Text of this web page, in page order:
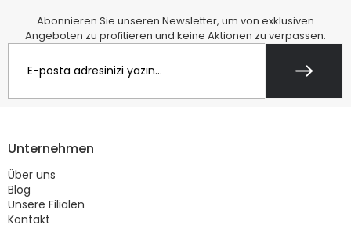
Abonnieren Sie unseren Newsletter, um von exklusiven
Angeboten zu profitieren und keine Aktionen zu verpassen.
Unternehmen
Über uns
Blog
Unsere Filialen
Kontakt